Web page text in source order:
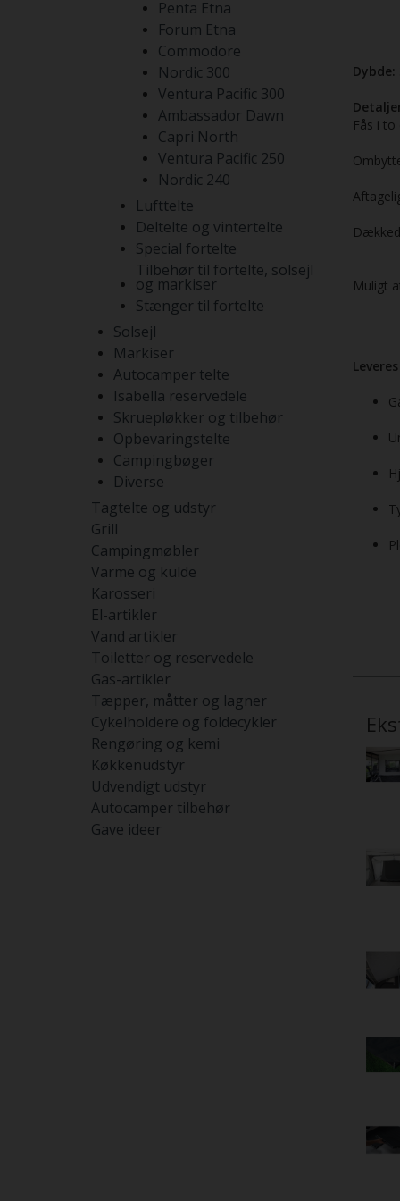
Penta Etna
Forum Etna
Commodore
Nordic 300
Ventura Pacific 300
Ambassador Dawn
Capri North
Ventura Pacific 250
Nordic 240
Lufttelte
Deltelte og vintertelte
Special fortelte
Tilbehør til fortelte, solsejl
og markiser
Stænger til fortelte
Solsejl
Markiser
Autocamper telte
Isabella reservedele
Skruepløkker og tilbehør
Opbevaringstelte
Campingbøger
Diverse
Tagtelte og udstyr
Grill
Campingmøbler
Varme og kulde
Karosseri
El-artikler
Vand artikler
Toiletter og reservedele
Gas-artikler
Tæpper, måtter og lagner
Cykelholdere og foldecykler
Rengøring og kemi
Køkkenudstyr
Udvendigt udstyr
Autocamper tilbehør
Gave ideer
Dybde:
Fås i to
Muligt